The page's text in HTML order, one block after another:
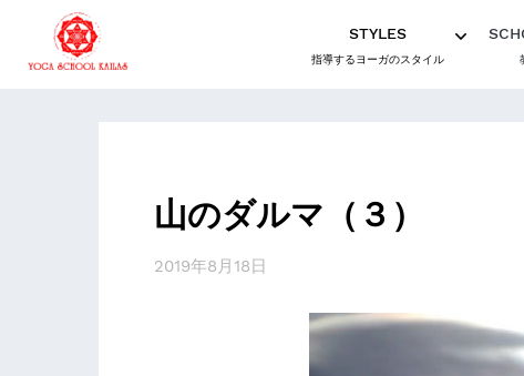
STYLES
指導するヨーガのスタイル
山のダルマ（３）
2019年8月18日